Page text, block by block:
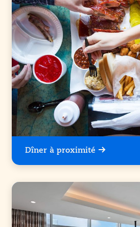
Dîner à proximité